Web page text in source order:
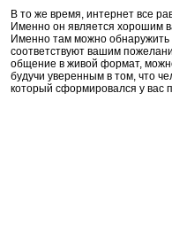
В то же время, интернет все
Именно он является хорошим
Именно там можно
соответствуют вашим
общение в живой формат,
будучи уверенным в том, что
который сформировался у вас